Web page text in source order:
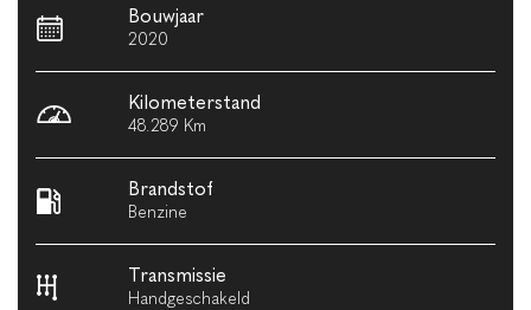
Bouwjaar
2020
Kilometerstand
48.289 Km
Brandstof
Benzine
Transmissie
Handgeschakeld